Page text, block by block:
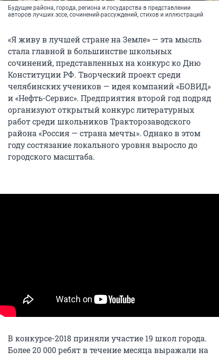
Будущее района, города, региона и государства в представлении
авторов лучших эссе, сочинений-рассуждений, стихов и иллюстраций
«Я живу в лучшей стране на Земле» — эта мысль
стала главной в большинстве школьных
сочинений, представленных на конкурс ко Дню
Конституции РФ. Творческий проект среди
челябинских учеников — идея компаний «БОВИД»
и «Нефть-Сервис». Предприятия второй год подряд
организуют открытый конкурс литературных
работ среди школьников Тракторозаводского
района «Россия — страна мечты». Однако в этом
году состязание локального уровня выросло до
городского масштаба.
В конкурсе-2018 приняли участие 19 школ города.
Более 20 000 ребят в течение месяца выражали на